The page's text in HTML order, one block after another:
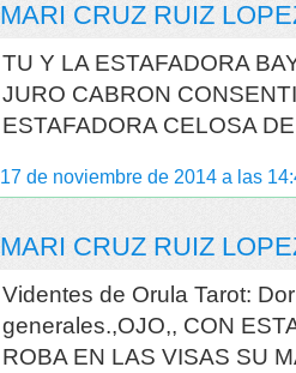
MARI CRUZ RUIZ
TU Y LA ESTAFADORA
JURO CABRON
ESTAFADORA CELOSA
17 de noviembre de 2014 a las
MARI CRUZ RUIZ
Videntes de Orula Tarot:
generales.,OJO,, CON
ROBA EN LAS VISAS SU